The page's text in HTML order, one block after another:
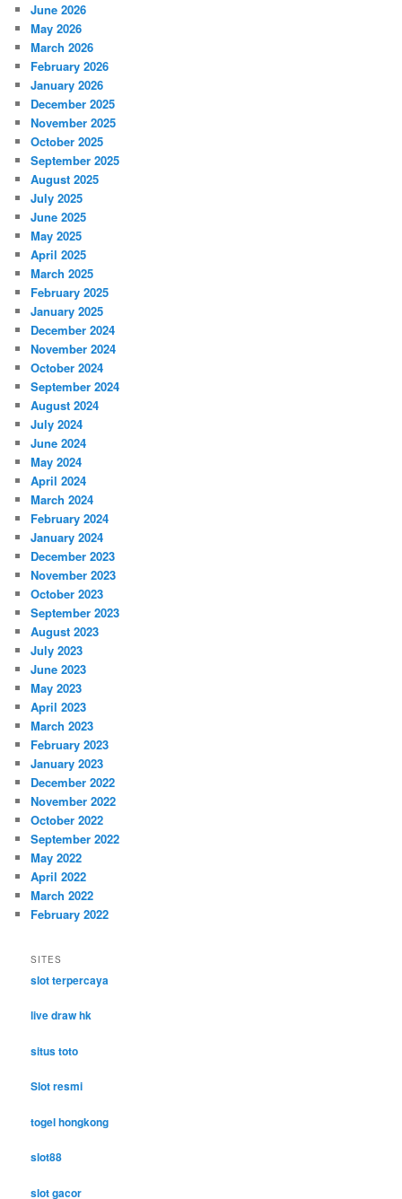
June 2026
May 2026
March 2026
February 2026
January 2026
December 2025
November 2025
October 2025
September 2025
August 2025
July 2025
June 2025
May 2025
April 2025
March 2025
February 2025
January 2025
December 2024
November 2024
October 2024
September 2024
August 2024
July 2024
June 2024
May 2024
April 2024
March 2024
February 2024
January 2024
December 2023
November 2023
October 2023
September 2023
August 2023
July 2023
June 2023
May 2023
April 2023
March 2023
February 2023
January 2023
December 2022
November 2022
October 2022
September 2022
May 2022
April 2022
March 2022
February 2022
SITES
slot terpercaya
live draw hk
situs toto
Slot resmi
togel hongkong
slot88
slot gacor